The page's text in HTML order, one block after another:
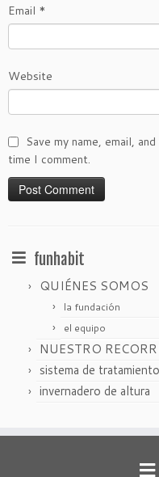
Email *
Website
Save my name, email,
time I comment.
funhabit
QUIÉNES SOMOS
la fundación
el equipo
NUESTRO
sistema de
invernadero de altura